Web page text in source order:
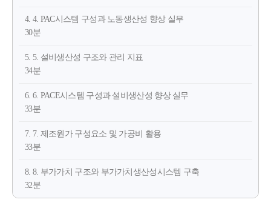
4. 4. PAC시스템 구성과 노동생산성 향상 실무
30분
5. 5. 설비생산성 구조와 관리 지표
34분
6. 6. PACE시스템 구성과 설비생산성 향상 실무
33분
7. 7. 제조원가 구성요소 및 가공비 활용
33분
8. 8. 부가가치 구조와 부가가치생산성시스템 구축
32분